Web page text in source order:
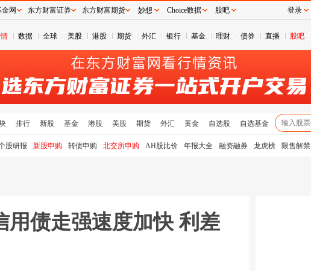
数据 全球 美股 港股 期货 外汇 银行 基金 理财 债券 直播 股吧
排行 新股 基金 港股 美股 期货 外汇 黄金 自选股 自选基金
股研报 新股申购 转债申购 北交所申购 AH股比价 年报大全 融资融券 龙虎榜 限售解禁
用债走强速度加快 利差
网 东方财富证券 东方财富期货 妙想 Choice数据 股吧 登录